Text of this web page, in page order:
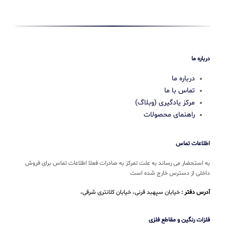
درباره ما
درباره ما
تماس با ما
مرکز یادگیری (وبلاگ)
راهنمای محصولات
اطلاعات تماس
به استحضار می رساند به علت تمرکز به صادرات فعلا اطلاعات تماس برای فروش
داخلی از دسترس خارج شده است
آدرس دفتر : خیابان سپهبد قرنی، خیابان کلانتری شرقی،
فلزات رنگین و مقاطع فلزی